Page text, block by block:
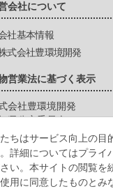
ちはサービス向上の目
詳細についてはプライ
い。本サイトの閲覧を
用に同意したものとみ
会社について
社基本情報
式会社豊環境開発
営業法に基づく表示
会社豊環境開発
県公安委員会
号